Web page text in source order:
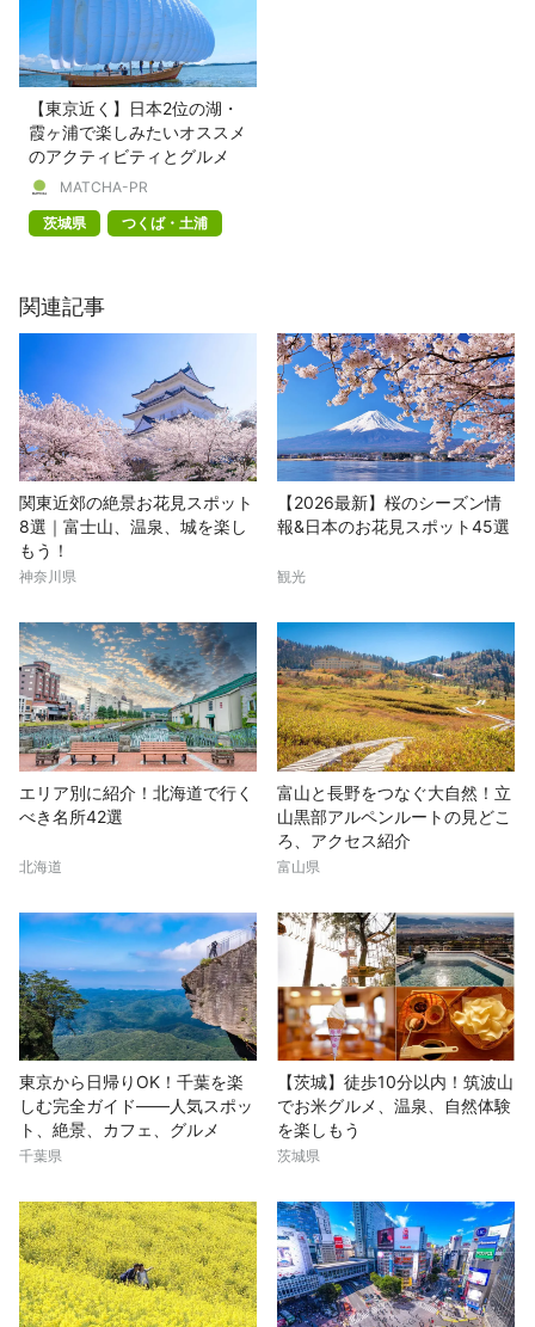
【東京近く】日本2位の湖・
霞ヶ浦で楽しみたいオススメ
のアクティビティとグルメ
MATCHA-PR
茨城県
つくば・土浦
関連記事
関東近郊の絶景お花見スポット
8選｜富士山、温泉、城を楽し
もう！
神奈川県
【2026最新】桜のシーズン情
報&日本のお花見スポット45選
観光
エリア別に紹介！北海道で行く
べき名所42選
北海道
富山と長野をつなぐ大自然！立
山黒部アルペンルートの見どこ
ろ、アクセス紹介
富山県
東京から日帰りOK！千葉を楽
しむ完全ガイド——人気スポッ
ト、絶景、カフェ、グルメ
千葉県
【茨城】徒歩10分以内！筑波山
でお米グルメ、温泉、自然体験
を楽しもう
茨城県